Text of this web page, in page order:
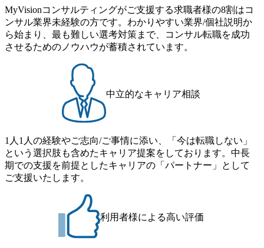
を取得 (https://www.agara.co.jp/article/382811) シンプレクスと
Xspear Consultingが、東京都港区の行政手続き100%デジタル
化を支援 (https://www.afpbb.com/articles/-/3520247) 【未経験
者】 ・年収UPでのオファー ・ワンプールで様々なインダ
流工程、先端技術を学べる環境 【コンサルファーム経験
者】 ・専門領域に軸足を置きながら、他領域にもチャレン
ジできる環境 ・タイトルアップでのオファー ・現職ファー
ムより高いオファー年収 ・実力主義でプロモーションでき
る（ダブルスキップもあり） ・週に1度のアサインｍｔｇで
果、なりたいキャリアを反映できるｐｊにアサインしても
らえる ・シンプレクスというテクノロジーに強い部隊がい
るため、エンジニアの視点からも協業しクライアントへ価
値提供できる ・デリバリー中心の案件もあればセールス中
心の案件もあり、個々の裁量や得意領域に合わせた売り上
げの立て方を選べる ここ1年で社員数60名⇒100名超、売上
今期18億円⇒来期30億円（いずれも約170％アップ）と急成
長中のファームである また、成長中ファームのため優秀な
上司の近くで働けるチャンスも多い(ボストン・コンサルテ
日2時間15分まで、始業・終業時刻の繰り上げ・繰り下げが
可能 子の看護休暇： 子1人につき5日まで取得でき、1時間
単位で取得することも可能 家族看護休暇： 5日まで取得で
き、1時間単位で取得することも可能 【独身寮、住宅手当制
度など】 独身寮：富山事業所の近くに、白風寮と青風寮の2
つの寮があり、以下の入居基準を満たす方が入居可能で
す。 ＜入居基準＞ ・満33歳までの独身者 ・自宅から勤務地
までの通勤総時間が2時間を超えること 住宅手当： 本社の
近くには独身寮や社宅等が無いため、条件を満たす方には
住宅手当を支給します。 また、独身寮は男性のみの入居と
なるため、入居基準を満たす女性には住宅手当を支給しま
す。 住宅手当は、一般賃貸物件を従業員が契約し、規程で
定める金額を会社が支払います。 その他： 採用時や転勤等
による引っ越し費用は、会社が負担します。 2026年8月18日
(火) 19:00～20:00 2026年8月13日(木) 16:00 応募をご検討され
ている方を対象に、会社説明会を実施予定です。 ● 求人名
・【富山】半導体製造装置の生産エンジニア(製造・生産工
程の管理業務) ※主任候補・リーダークラス ・【砺波】半
導体製造装置の生産エンジニア(製造・生産工程の管理業務)
MyVisionコンサルティングがご支援する求職者様の8割はコ
ンサル業界未経験の方です。わかりやすい業界/個社説明か
ら始まり、最も難しい選考対策まで、コンサル転職を成功
させるためのノウハウが蓄積されています。
中立的なキャリア相談
1人1人の経験やご志向/ご事情に添い、「今は転職しない」
という選択肢も含めたキャリア提案をしております。中長
期での支援を前提としたキャリアの「パートナー」として
ご支援いたします。
利用者様による高い評価